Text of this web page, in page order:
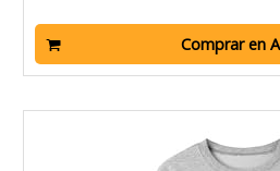
Comprar en